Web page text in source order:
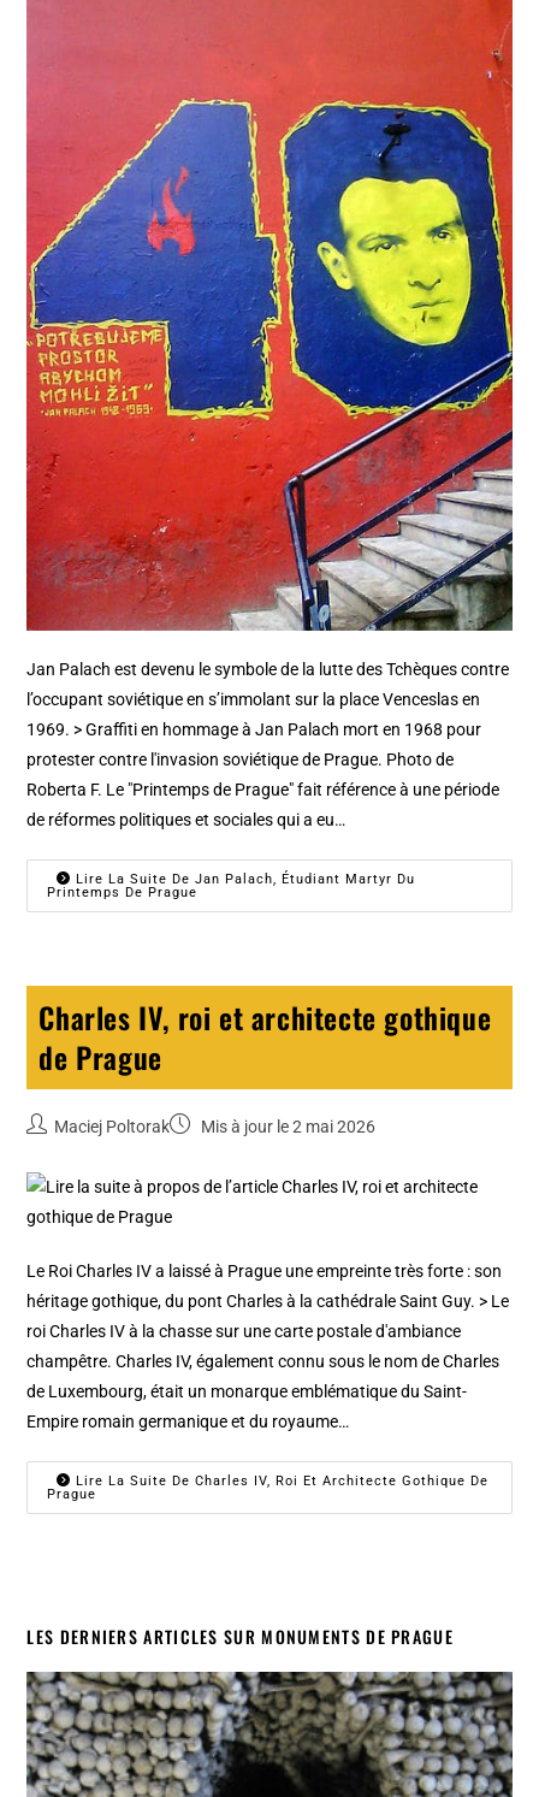
Jan Palach est devenu le symbole de la lutte des Tchèques contre
l’occupant soviétique en s’immolant sur la place Venceslas en
1969. > Graffiti en hommage à Jan Palach mort en 1968 pour
protester contre l'invasion soviétique de Prague. Photo de
Roberta F. Le "Printemps de Prague" fait référence à une période
de réformes politiques et sociales qui a eu…
Lire La Suite De Jan Palach, Étudiant Martyr Du
Printemps De Prague
Charles IV, roi et architecte gothique
de Prague
Maciej Poltorak Mis à jour le 2 mai 2026
Le Roi Charles IV a laissé à Prague une empreinte très forte : son
héritage gothique, du pont Charles à la cathédrale Saint Guy. > Le
roi Charles IV à la chasse sur une carte postale d'ambiance
champêtre. Charles IV, également connu sous le nom de Charles
de Luxembourg, était un monarque emblématique du Saint-
Empire romain germanique et du royaume…
Lire La Suite De Charles IV, Roi Et Architecte Gothique De
Prague
LES DERNIERS ARTICLES SUR MONUMENTS DE PRAGUE